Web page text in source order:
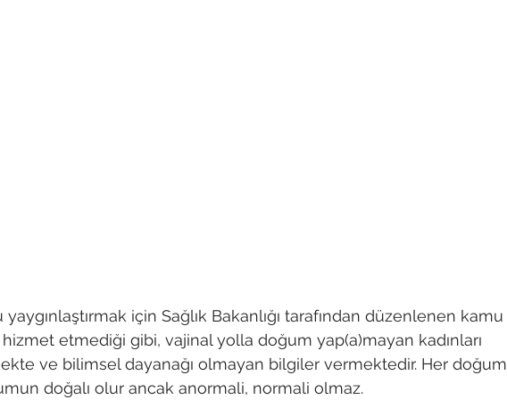
için Sağlık Bakanlığı tarafından düzenlenen kamu
etmediği gibi, vajinal yolla doğum yap(a)mayan kadınları
ve bilimsel dayanağı olmayan bilgiler vermektedir. Her doğum
doğalı olur ancak anormali, normali olmaz.